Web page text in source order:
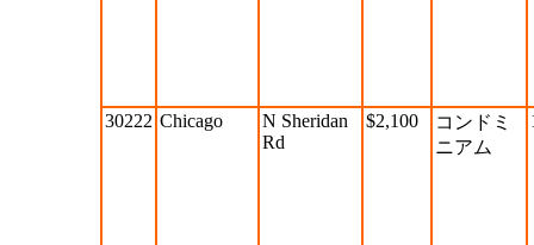
30222 Chicago
N Sheridan
Rd
$2,100
コンドミ
ニアム